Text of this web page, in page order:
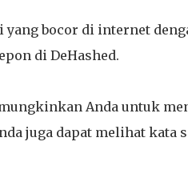
yang bocor di internet
di DeHashed.
Anda untuk
juga dapat melihat kata